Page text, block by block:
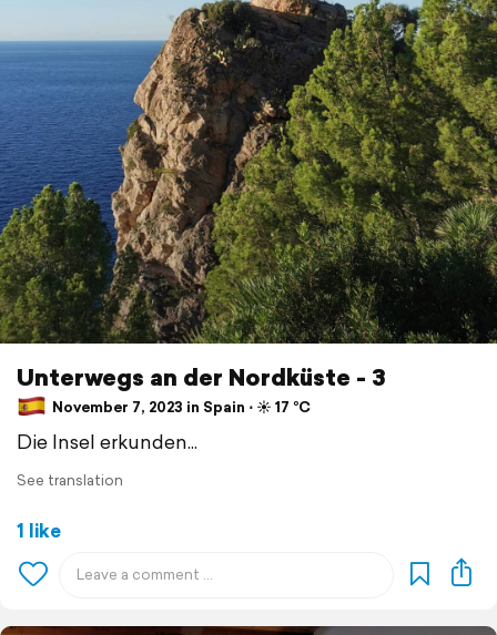
Unterwegs an der Nordküste - 3
November 7, 2023 in Spain ⋅ ☀️ 17 °C
Die Insel erkunden...
See translation
1 like